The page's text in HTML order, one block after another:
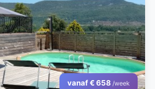
vanaf € 658 /week